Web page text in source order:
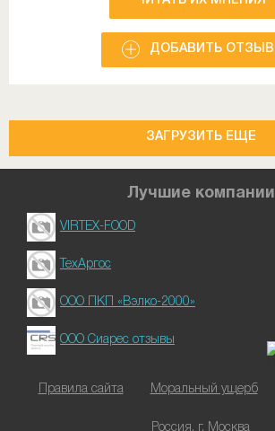
ДОБАВИТЬ ОТЗЫВ
ЗАГРУЗИТЬ ЕЩЕ
Лучшие компании
VIRTEX-FOOD
ТехАргос
ООО ПКП «Вэлко-2000»
ООО Сиарес отзывы
Правила сайта Моральный ущерб
Россия, г. Москва